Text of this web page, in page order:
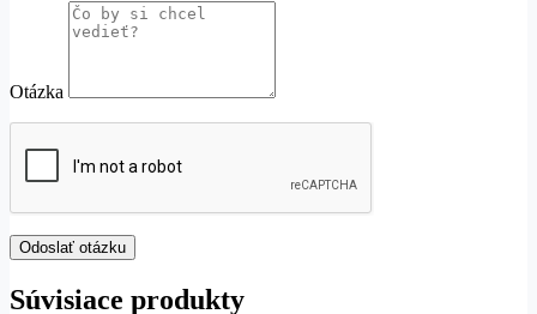
Otázka
Súvisiace produkty